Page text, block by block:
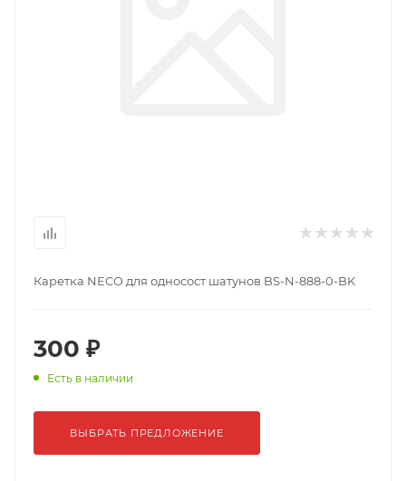
Каретка NECO для односост шатунов BS-N-888-0-BK
300 ₽
Есть в наличии
ВЫБРАТЬ ПРЕДЛОЖЕНИЕ